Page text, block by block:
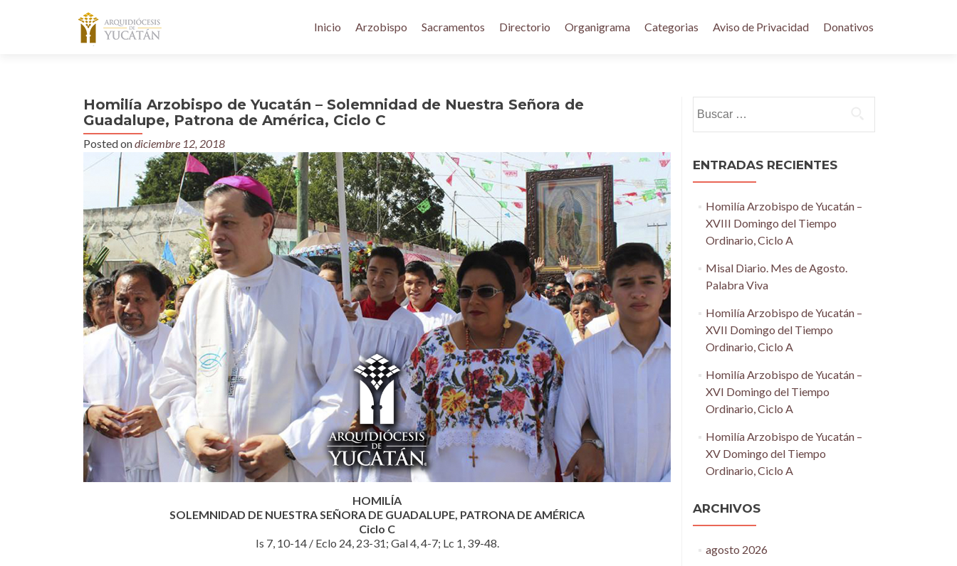
Inicio Arzobispo Sacramentos Directorio Organigrama Categorias Aviso de Privacidad Donativos
Homilía Arzobispo de Yucatán – Solemnidad de Nuestra Señora de
Guadalupe, Patrona de América, Ciclo C
Posted ondiciembre 12, 2018
HOMILÍA
SOLEMNIDAD DE NUESTRA SEÑORA DE GUADALUPE, PATRONA DE AMÉRICA
Ciclo C
Is 7, 10-14 / Eclo 24, 23-31; Gal 4, 4-7; Lc 1, 39-48.
ENTRADAS RECIENTES
Homilía Arzobispo de Yucatán –
XVIII Domingo del Tiempo
Ordinario, Ciclo A
Misal Diario. Mes de Agosto.
Palabra Viva
Homilía Arzobispo de Yucatán –
XVII Domingo del Tiempo
Ordinario, Ciclo A
Homilía Arzobispo de Yucatán –
XVI Domingo del Tiempo
Ordinario, Ciclo A
Homilía Arzobispo de Yucatán –
XV Domingo del Tiempo
Ordinario, Ciclo A
ARCHIVOS
agosto 2026